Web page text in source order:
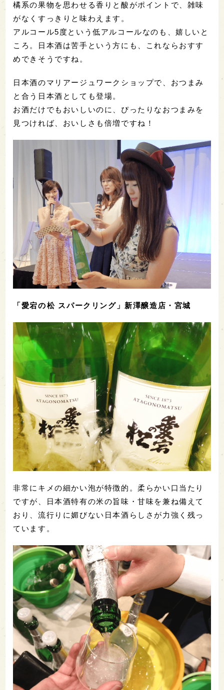
橘系の果物を思わせる香りと酸がポイントで、雑味
がなくすっきりと味わえます。
アルコール5度という低アルコールなのも、嬉しいと
ころ。日本酒は苦手という方にも、これならおすす
めできそうですね。
日本酒のマリアージュワークショップで、おつまみ
と合う日本酒としても登場。
お酒だけでもおいしいのに、ぴったりなおつまみを
見つければ、おいしさも倍増ですね！
「愛宕の松 スパークリング」新澤醸造店・宮城
非常にキメの細かい泡が特徴的。柔らかい口当たり
ですが、日本酒特有の米の旨味・甘味を兼ね備えて
おり、流行りに媚びない日本酒らしさが力強く残っ
ています。